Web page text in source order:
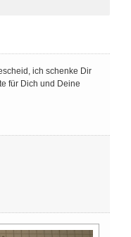
ich schenke Dir
für Dich und Deine